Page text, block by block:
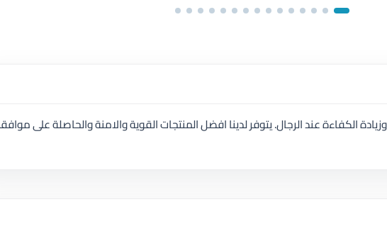
الكفاءة عند الرجال. يتوفر لدينا افضل المنتجات القوية والامنة والحاصلة على